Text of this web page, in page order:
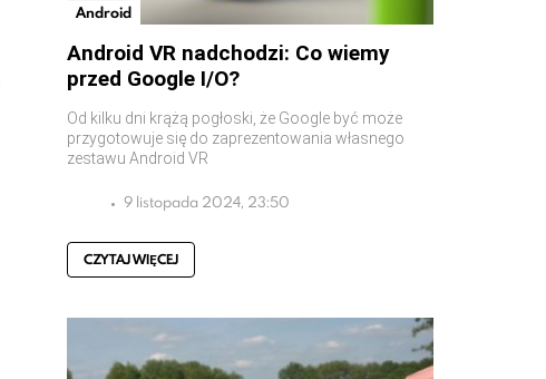
Android
Android VR nadchodzi: Co wiemy
przed Google I/O?
Od kilku dni krążą pogłoski, że Google być może
przygotowuje się do zaprezentowania własnego
zestawu Android VR
9 listopada 2024, 23:50
CZYTAJ WIĘCEJ